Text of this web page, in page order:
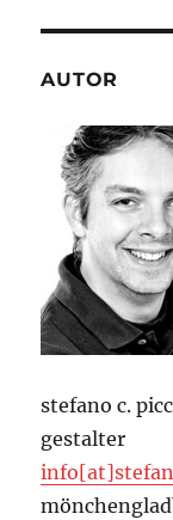
AUTOR
stefano c.
gestalter